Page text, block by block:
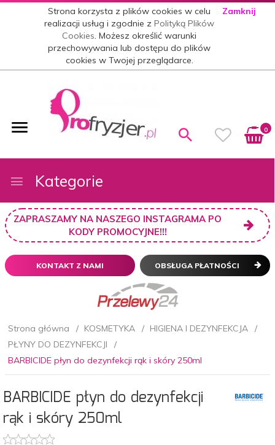
Strona korzysta z plików cookies w celu
realizacji usług i zgodnie zPolityką Plików
Cookies. Możesz określić warunki
przechowywania lub dostępu do plików
cookies w Twojej przeglądarce.
Zamknij
0
Kategorie
ZAPRASZAMY NA NASZEGO INSTAGRAMA PO
KODY PROMOCYJNE!!!
KONTAKT Z NAMI OBSŁUGA PŁATNOŚCI
Strona główna KOSMETYKA
HIGIENA I DEZYNFEKCJA
PŁYNY DO DEZYNFEKCJI
BARBICIDE płyn do dezynfekcji rąk i skóry 250ml
BARBICIDE płyn do dezynfekcji
rąk i skóry 250ml